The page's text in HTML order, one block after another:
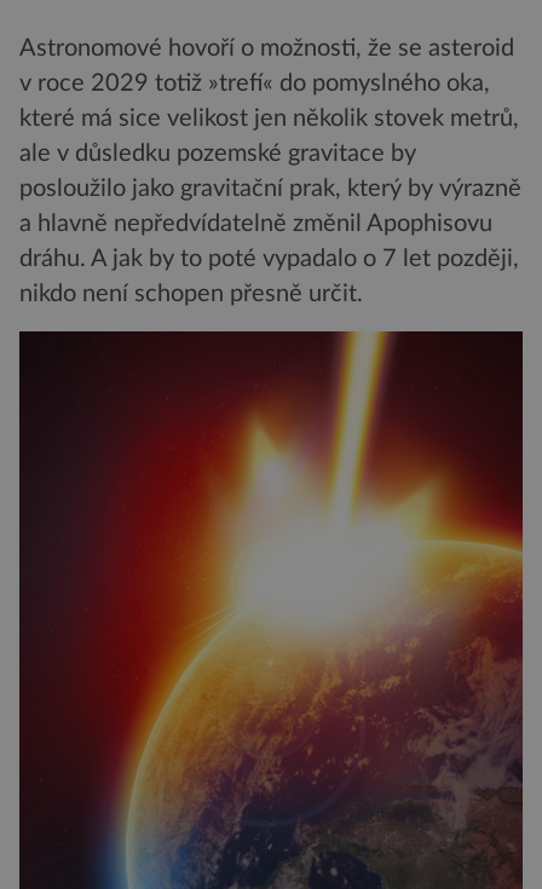
Astronomové hovoří o možnosti, že se asteroid
v roce 2029 totiž »trefí« do pomyslného oka,
které má sice velikost jen několik stovek metrů,
ale v důsledku pozemské gravitace by
posloužilo jako gravitační prak, který by výrazně
a hlavně nepředvídatelně změnil Apophisovu
dráhu. A jak by to poté vypadalo o 7 let později,
nikdo není schopen přesně určit.